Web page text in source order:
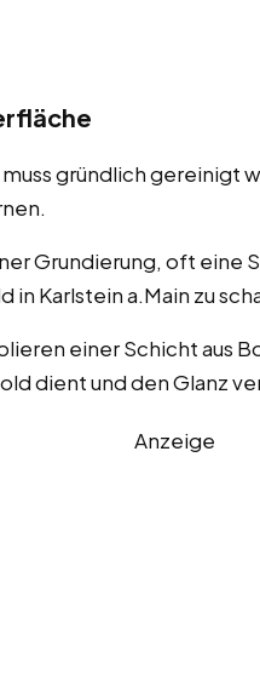
gründlich gereinigt
Grundierung, oft eine
in Karlstein a.Main zu
einer Schicht aus
dient und den Glanz
Anzeige